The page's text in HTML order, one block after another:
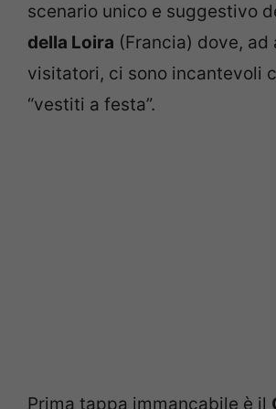
scenario unico e suggestivo
della Loira (Francia) dove, ad
visitatori, ci sono incantevoli
“vestiti a festa”.
Prima tappa immancabile è il